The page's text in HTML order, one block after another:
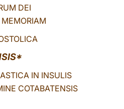
DEI
IN INSULIS
COTABATENSIS